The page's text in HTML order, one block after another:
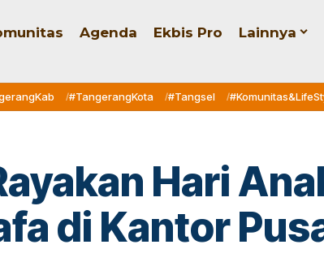
Agenda Ekbis Pro Lainnya
#TangerangKota #Tangsel
Hari
di Kantor